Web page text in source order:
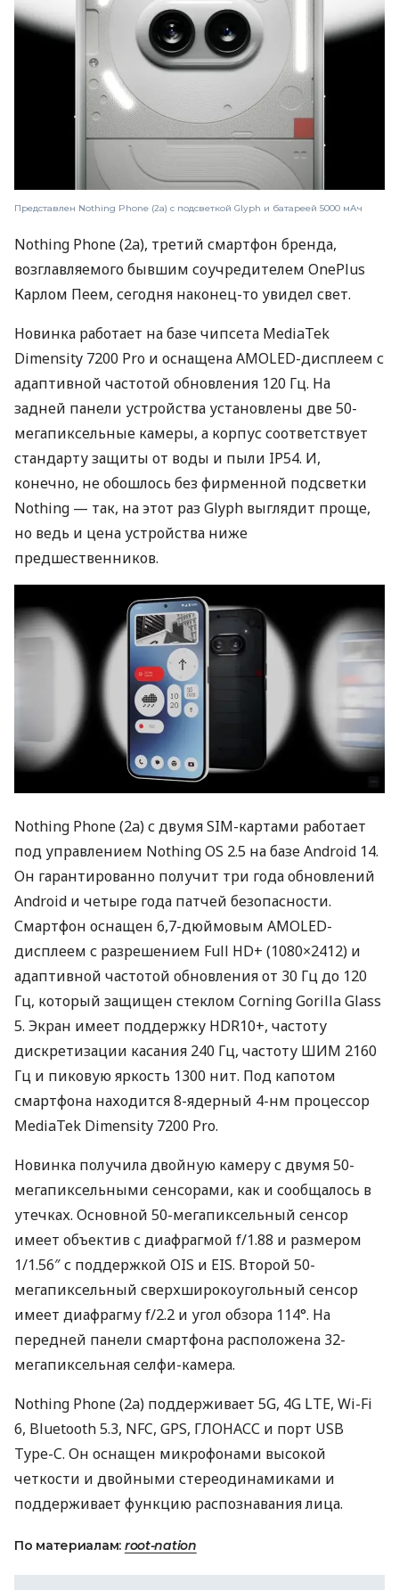
Представлен Nothing Phone (2a) с подсветкой Glyph и батареей 5000 мАч
Nothing Phone (2a), третий смартфон бренда,
возглавляемого бывшим соучредителем OnePlus
Карлом Пеем, сегодня наконец-то увидел свет.
Новинка работает на базе чипсета MediaTek
Dimensity 7200 Pro и оснащена AMOLED-дисплеем с
адаптивной частотой обновления 120 Гц. На
задней панели устройства установлены две 50-
мегапиксельные камеры, а корпус соответствует
стандарту защиты от воды и пыли IP54. И,
конечно, не обошлось без фирменной подсветки
Nothing — так, на этот раз Glyph выглядит проще,
но ведь и цена устройства ниже
предшественников.
Nothing Phone (2a) с двумя SIM-картами работает
под управлением Nothing OS 2.5 на базе Android 14.
Он гарантированно получит три года обновлений
Android и четыре года патчей безопасности.
Смартфон оснащен 6,7-дюймовым AMOLED-
дисплеем с разрешением Full HD+ (1080×2412) и
адаптивной частотой обновления от 30 Гц до 120
Гц, который защищен стеклом Corning Gorilla Glass
5. Экран имеет поддержку HDR10+, частоту
дискретизации касания 240 Гц, частоту ШИМ 2160
Гц и пиковую яркость 1300 нит. Под капотом
смартфона находится 8-ядерный 4-нм процессор
MediaTek Dimensity 7200 Pro.
Новинка получила двойную камеру с двумя 50-
мегапиксельными сенсорами, как и сообщалось в
утечках. Основной 50-мегапиксельный сенсор
имеет объектив с диафрагмой f/1.88 и размером
1/1.56″ с поддержкой OIS и EIS. Второй 50-
мегапиксельный сверхширокоугольный сенсор
имеет диафрагму f/2.2 и угол обзора 114°. На
передней панели смартфона расположена 32-
мегапиксельная селфи-камера.
Nothing Phone (2a) поддерживает 5G, 4G LTE, Wi-Fi
6, Bluetooth 5.3, NFC, GPS, ГЛОНАСС и порт USB
Type-C. Он оснащен микрофонами высокой
четкости и двойными стереодинамиками и
поддерживает функцию распознавания лица.
По материалам: root-nation